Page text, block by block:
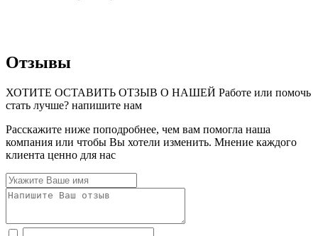
Отзывы
ХОТИТЕ ОСТАВИТЬ ОТЗЫВ О НАШЕЙ Работе или помочь
стать лучше? напишите нам
Расскажите ниже поподробнее, чем вам помогла наша
компания или чтобы Вы хотели изменить. Мнение каждого
клиента ценно для нас